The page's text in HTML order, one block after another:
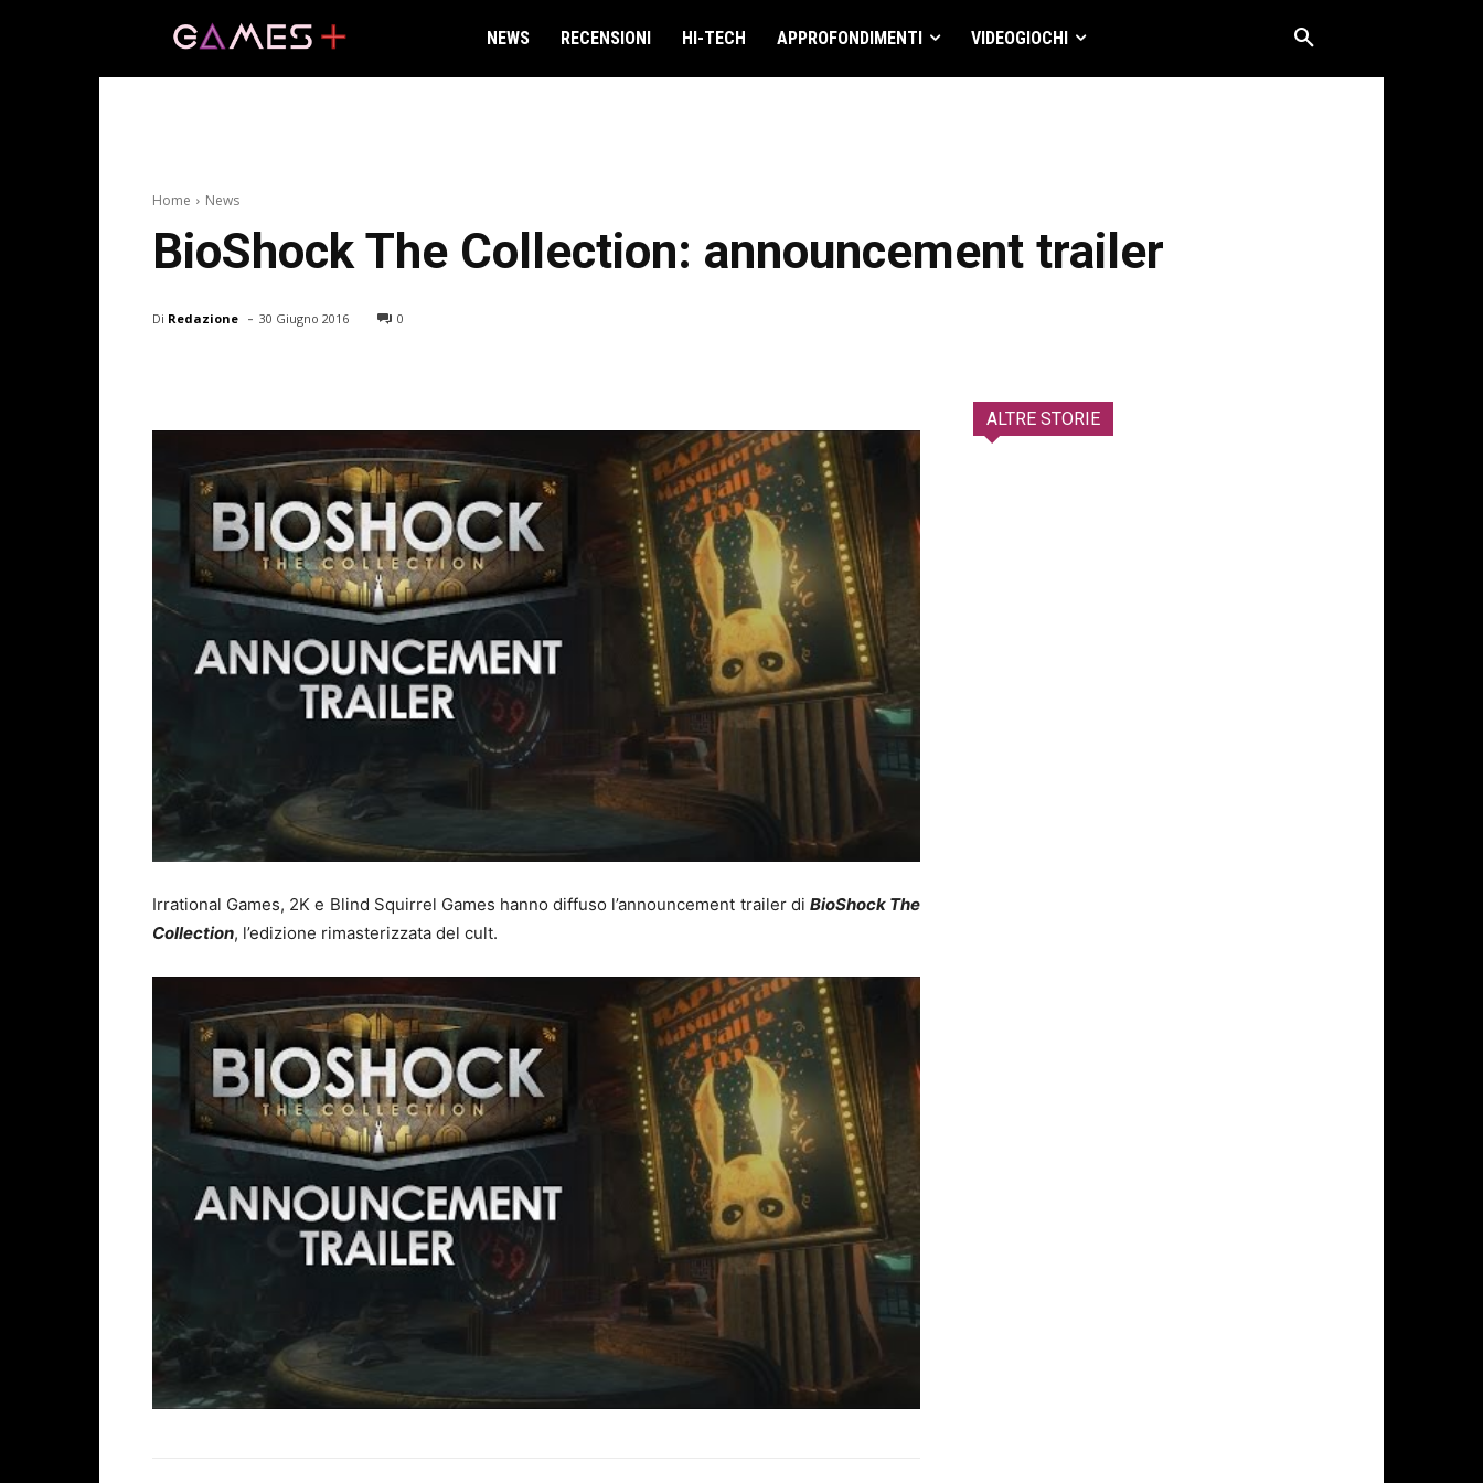
NEWS RECENSIONI HI-TECH APPROFONDIMENTI VIDEOGIOCHI
Home News
BioShock The Collection: announcement trailer
Di Redazione - 30 Giugno 2016 0
Irrational Games, 2K e Blind Squirrel Games hanno diffuso l’announcement trailer di BioShock The
Collection, l’edizione rimasterizzata del cult.
ALTRE STORIE